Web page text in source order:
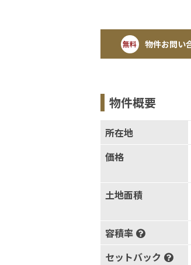
無料 物件お問い
物件概要
所在地
価格
土地面積
容積率
セットバック